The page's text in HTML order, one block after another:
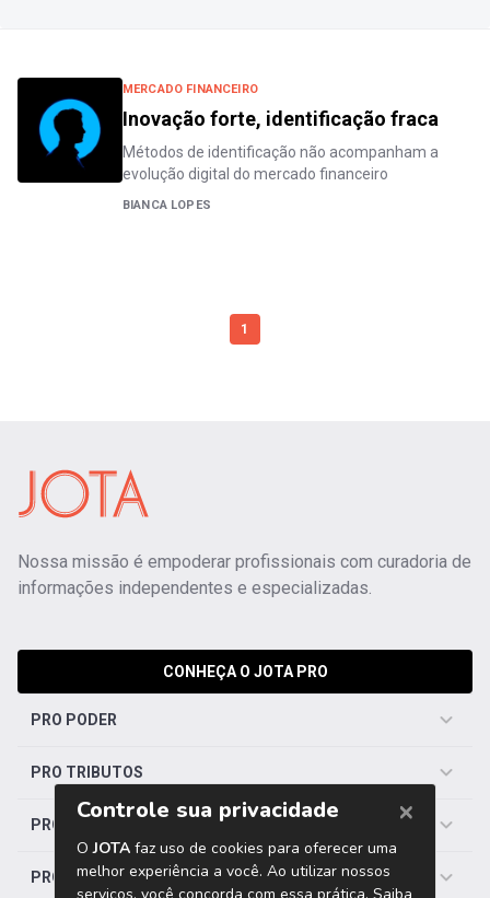
MERCADO FINANCEIRO
Inovação forte, identificação fraca
Métodos de identificação não acompanham a
evolução digital do mercado financeiro
BIANCA LOPES
1
Nossa missão é empoderar profissionais com curadoria de
informações independentes e especializadas.
CONHEÇA O JOTA PRO
PRO PODER
PRO TRIBUTOS
PRO TRABALHISTA
PRO SAÚDE